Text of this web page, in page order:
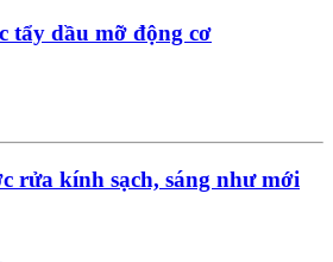
tẩy dầu mỡ động cơ
rửa kính sạch, sáng như mới